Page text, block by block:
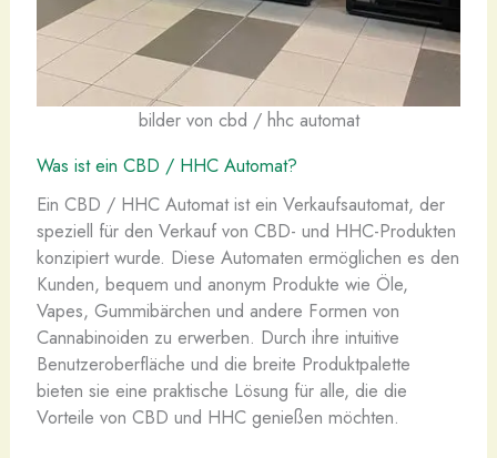
bilder von cbd / hhc automat
Was ist ein CBD / HHC Automat?
Ein CBD / HHC Automat ist ein Verkaufsautomat, der
speziell für den Verkauf von CBD- und HHC-Produkten
konzipiert wurde. Diese Automaten ermöglichen es den
Kunden, bequem und anonym Produkte wie Öle,
Vapes, Gummibärchen und andere Formen von
Cannabinoiden zu erwerben. Durch ihre intuitive
Benutzeroberfläche und die breite Produktpalette
bieten sie eine praktische Lösung für alle, die die
Vorteile von CBD und HHC genießen möchten.